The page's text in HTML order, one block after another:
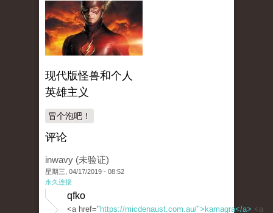
现代版怪兽和个人
英雄主义
冒个泡吧！
评论
inwavy (未验证)
星期三, 04/17/2019 - 08:52
永久连接
qfko
<a href=" https://micdenaust.com.au/">kamagra</a> <a